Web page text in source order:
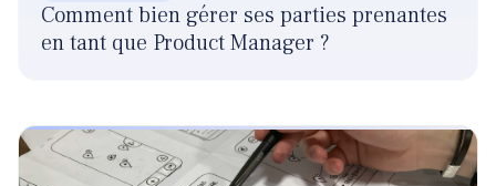
Comment bien gérer ses parties prenantes
en tant que Product Manager ?